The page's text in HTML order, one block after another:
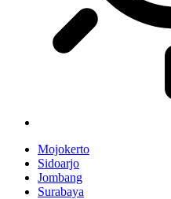
Mojokerto
Sidoarjo
Jombang
Surabaya